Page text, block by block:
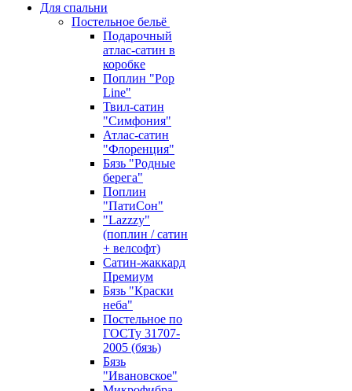
Для спальни
Постельное бельё
Подарочный
атлас-сатин в
коробке
Поплин "Pop
Line"
Твил-сатин
"Симфония"
Атлас-сатин
"Флоренция"
Бязь "Родные
берега"
Поплин
"ПатиСон"
"Lazzzy"
(поплин / сатин
+ велсофт)
Сатин-жаккард
Премиум
Бязь "Краски
неба"
Постельное по
ГОСТу 31707-
2005 (бязь)
Бязь
"Ивановское"